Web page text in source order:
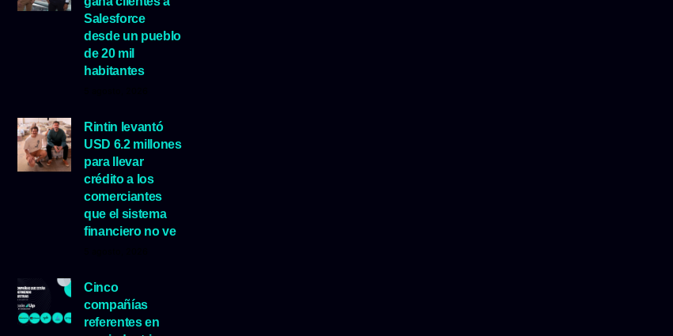
Salesforce
desde un pueblo
de 20 mil
habitantes
Rintin levantó
USD 6.2 millones
para llevar
crédito a los
comerciantes
que el sistema
financiero no ve
Cinco
compañías
referentes en